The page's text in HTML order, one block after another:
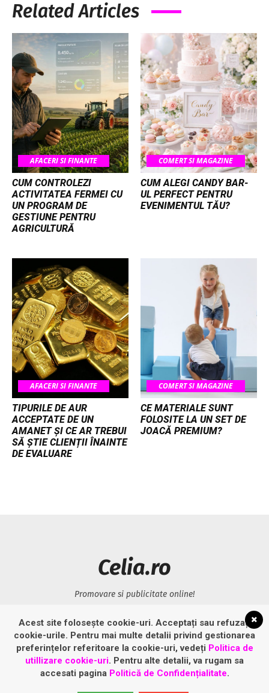
Related Articles
AFACERI SI FINANTE
CUM CONTROLEZI
ACTIVITATEA FERMEI CU
UN PROGRAM DE
GESTIUNE PENTRU
AGRICULTURĂ
COMERT SI MAGAZINE
CUM ALEGI CANDY BAR-
UL PERFECT PENTRU
EVENIMENTUL TĂU?
AFACERI SI FINANTE
TIPURILE DE AUR
ACCEPTATE DE UN
AMANET ȘI CE AR TREBUI
SĂ ȘTIE CLIENȚII ÎNAINTE
DE EVALUARE
COMERT SI MAGAZINE
CE MATERIALE SUNT
FOLOSITE LA UN SET DE
JOACĂ PREMIUM?
Celia.ro
Promovare si publicitate online!
LINK-URI UTILE
Politică privind fișierele cookies
Politică de confidențialitate
Acest site folosește cookie-uri. Acceptați sau refuzați
cookie-urile. Pentru mai multe detalii privind gestionarea
preferințelor referitoare la cookie-uri, vedeți Politica de
utillizare cookie-uri. Pentru alte detalii, va rugam sa
accesati pagina Politică de Confidențialitate.